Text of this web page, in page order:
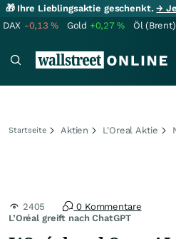
🎁 Ihre Lieblingsaktie geschenkt.→
DAX -0,13% Gold +0,27% Öl (Brent)
Startseite Aktien L'Oreal Aktie
L’Oréal greift nach ChatGPT
2405 0 Kommentare